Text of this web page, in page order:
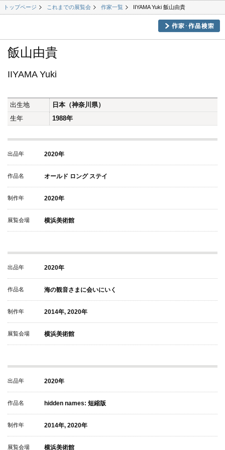
トップページ これまでの展覧会 作家一覧 IIYAMA Yuki 飯山由貴
飯山由貴
IIYAMA Yuki
出生地
日本（神奈川県）
生年
1988年
出品年 2020年
作品名 オールド ロング ステイ
制作年 2020年
展覧会場 横浜美術館
出品年 2020年
作品名 海の観音さまに会いにいく
制作年 2014年, 2020年
展覧会場 横浜美術館
出品年 2020年
作品名 hidden names: 短縮版
制作年 2014年, 2020年
展覧会場 横浜美術館